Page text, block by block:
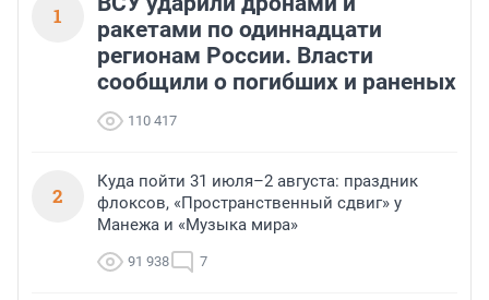
1
ракетами по одиннадцати
регионам России. Власти
сообщили о погибших и раненых
110 417
2
Куда пойти 31 июля–2 августа: праздник
флоксов, «Пространственный сдвиг» у
Манежа и «Музыка мира»
91 938 7